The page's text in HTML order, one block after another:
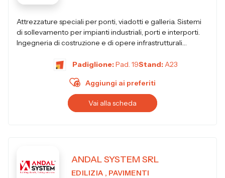
Attrezzature speciali per ponti, viadotti e galleria. Sistemi
di sollevamento per impianti industriali, porti e interporti.
Ingegneria di costruzione e di opere infrastrutturali
Padiglione:Pad. 19Stand:A23
Aggiungi ai preferiti
Vai alla scheda
ANDAL SYSTEM SRL
EDILIZIA , PAVIMENTI